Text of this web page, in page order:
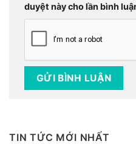
duyệt này cho lần bình
TIN TỨC MỚI NHẤT